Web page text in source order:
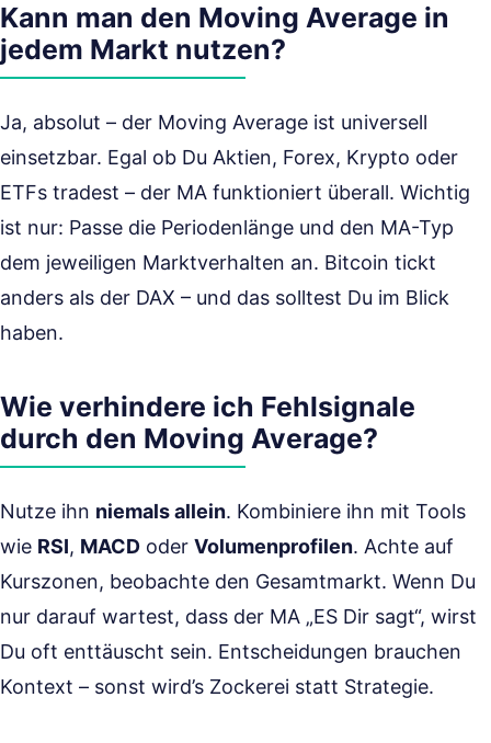
Kann man den Moving Average in
jedem Markt nutzen?
Ja, absolut – der Moving Average ist universell
einsetzbar. Egal ob Du Aktien, Forex, Krypto oder
ETFs tradest – der MA funktioniert überall. Wichtig
ist nur: Passe die Periodenlänge und den MA-Typ
dem jeweiligen Marktverhalten an. Bitcoin tickt
anders als der DAX – und das solltest Du im Blick
haben.
Wie verhindere ich Fehlsignale
durch den Moving Average?
Nutze ihn niemals allein. Kombiniere ihn mit Tools
wie RSI, MACD oder Volumenprofilen. Achte auf
Kurszonen, beobachte den Gesamtmarkt. Wenn Du
nur darauf wartest, dass der MA „ES Dir sagt“, wirst
Du oft enttäuscht sein. Entscheidungen brauchen
Kontext – sonst wird’s Zockerei statt Strategie.